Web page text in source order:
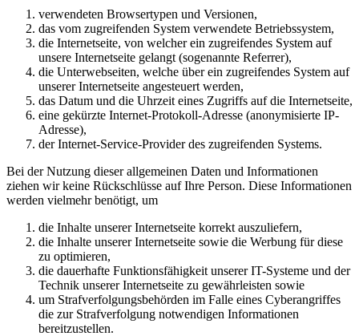
verwendeten Browsertypen und Versionen,
das vom zugreifenden System verwendete Betriebssystem,
die Internetseite, von welcher ein zugreifendes System auf
unsere Internetseite gelangt (sogenannte Referrer),
die Unterwebseiten, welche über ein zugreifendes System auf
unserer Internetseite angesteuert werden,
das Datum und die Uhrzeit eines Zugriffs auf die Internetseite,
eine gekürzte Internet-Protokoll-Adresse (anonymisierte IP-
Adresse),
der Internet-Service-Provider des zugreifenden Systems.
Bei der Nutzung dieser allgemeinen Daten und Informationen
ziehen wir keine Rückschlüsse auf Ihre Person. Diese Informationen
werden vielmehr benötigt, um
die Inhalte unserer Internetseite korrekt auszuliefern,
die Inhalte unserer Internetseite sowie die Werbung für diese
zu optimieren,
die dauerhafte Funktionsfähigkeit unserer IT-Systeme und der
Technik unserer Internetseite zu gewährleisten sowie
um Strafverfolgungsbehörden im Falle eines Cyberangriffes
die zur Strafverfolgung notwendigen Informationen
bereitzustellen.